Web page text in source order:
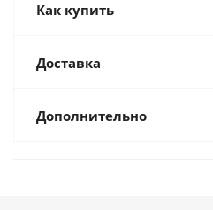
Как купить
Доставка
Дополнительно